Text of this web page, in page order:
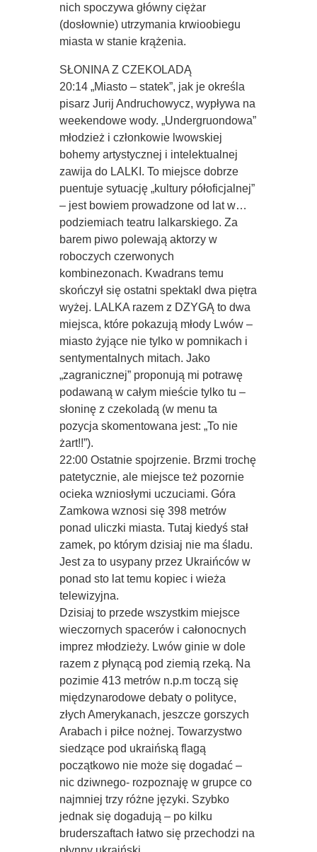
nich spoczywa główny ciężar
(dosłownie) utrzymania krwioobiegu
miasta w stanie krążenia.
SŁONINA Z CZEKOLADĄ
20:14 „Miasto – statek”, jak je określa
pisarz Jurij Andruchowycz, wypływa na
weekendowe wody. „Undergruondowa”
młodzież i członkowie lwowskiej
bohemy artystycznej i intelektualnej
zawija do LALKI. To miejsce dobrze
puentuje sytuację „kultury półoficjalnej”
– jest bowiem prowadzone od lat w…
podziemiach teatru lalkarskiego. Za
barem piwo polewają aktorzy w
roboczych czerwonych
kombinezonach. Kwadrans temu
skończył się ostatni spektakl dwa piętra
wyżej. LALKA razem z DZYGĄ to dwa
miejsca, które pokazują młody Lwów –
miasto żyjące nie tylko w pomnikach i
sentymentalnych mitach. Jako
„zagranicznej” proponują mi potrawę
podawaną w całym mieście tylko tu –
słoninę z czekoladą (w menu ta
pozycja skomentowana jest: „To nie
żart!!”).
22:00 Ostatnie spojrzenie. Brzmi trochę
patetycznie, ale miejsce też pozornie
ocieka wzniosłymi uczuciami. Góra
Zamkowa wznosi się 398 metrów
ponad uliczki miasta. Tutaj kiedyś stał
zamek, po którym dzisiaj nie ma śladu.
Jest za to usypany przez Ukraińców w
ponad sto lat temu kopiec i wieża
telewizyjna.
Dzisiaj to przede wszystkim miejsce
wieczornych spacerów i całonocnych
imprez młodzieży. Lwów ginie w dole
razem z płynącą pod ziemią rzeką. Na
pozimie 413 metrów n.p.m toczą się
międzynarodowe debaty o polityce,
złych Amerykanach, jeszcze gorszych
Arabach i piłce nożnej. Towarzystwo
siedzące pod ukraińską flagą
początkowo nie może się dogadać –
nic dziwnego- rozpoznaję w grupce co
najmniej trzy różne języki. Szybko
jednak się dogadują – po kilku
bruderszaftach łatwo się przechodzi na